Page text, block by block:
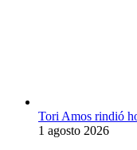
Tori Amos rindió
1 agosto 2026